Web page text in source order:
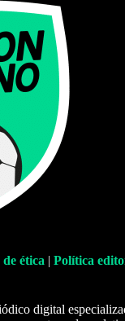
ética | Política
digital